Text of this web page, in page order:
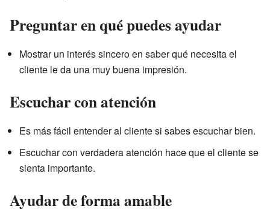
Preguntar en qué puedes ayudar
Mostrar un interés sincero en saber qué necesita el
cliente le da una muy buena impresión.
Escuchar con atención
Es más fácil entender al cliente si sabes escuchar bien.
Escuchar con verdadera atención hace que el cliente se
sienta importante.
Ayudar de forma amable